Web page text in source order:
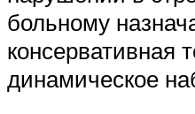
больному
консервативная
динамическое